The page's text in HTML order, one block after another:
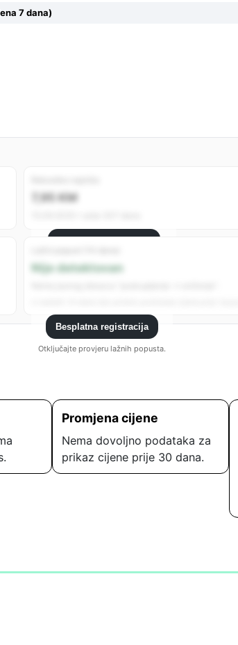
7 dana)
7,95 KM
Registrujte se da vidite sve analitike.
Nije detektovan
Besplatna registracija
Otključajte provjeru lažnih popusta.
Promjena cijene
Nema dovoljno podataka za
prikaz cijene prije 30 dana.